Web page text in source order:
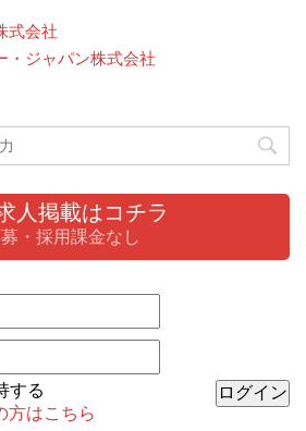
式会社
・ジャパン株式会社
人掲載はコチラ
・採用課金なし
する
方はこちら